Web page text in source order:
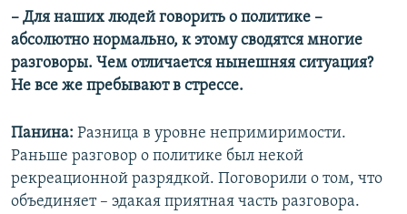
– Для наших людей говорить о политике –
абсолютно нормально, к этому сводятся многие
разговоры. Чем отличается нынешняя ситуация?
Не все же пребывают в стрессе.
Панина: Разница в уровне непримиримости.
Раньше разговор о политике был некой
рекреационной разрядкой. Поговорили о том, что
объединяет – эдакая приятная часть разговора.